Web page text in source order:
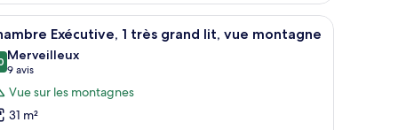
fer et planche à repasser Espace de travail pour ordinateur portable,
3 Exécutive, 1 très grand lit, vue montagne
sur 10
Merveilleux
9 avis
(9 avis)
Vue sur les montagnes
31 m²